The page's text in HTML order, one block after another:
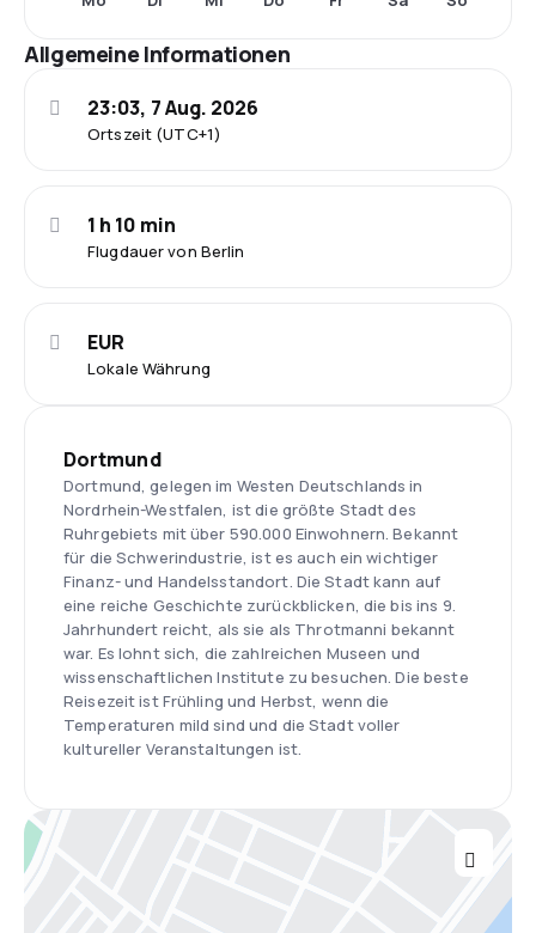
Allgemeine Informationen
Ortszeit (UTC+1)
23:03, 7 Aug. 2026
Flugdauer von Berlin
1 h 10 min
Lokale Währung
EUR
Dortmund
Dortmund, gelegen im Westen Deutschlands in
Nordrhein-Westfalen, ist die größte Stadt des
Ruhrgebiets mit über 590.000 Einwohnern. Bekannt
für die Schwerindustrie, ist es auch ein wichtiger
Finanz- und Handelsstandort. Die Stadt kann auf
eine reiche Geschichte zurückblicken, die bis ins 9.
Jahrhundert reicht, als sie als Throtmanni bekannt
war. Es lohnt sich, die zahlreichen Museen und
wissenschaftlichen Institute zu besuchen. Die beste
Reisezeit ist Frühling und Herbst, wenn die
Temperaturen mild sind und die Stadt voller
kultureller Veranstaltungen ist.